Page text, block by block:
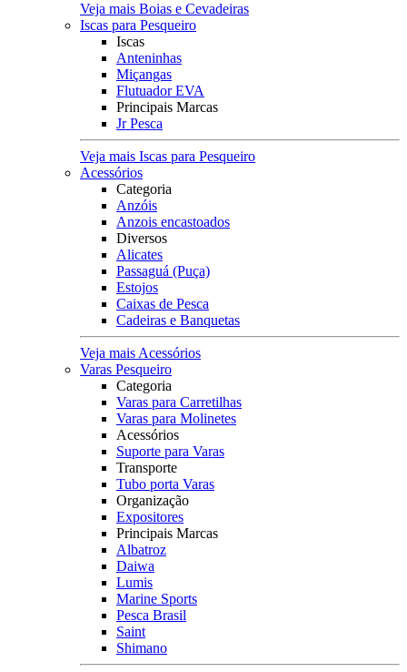
Veja mais Boias e Cevadeiras
Iscas para Pesqueiro
Iscas
Anteninhas
Miçangas
Flutuador EVA
Principais Marcas
Jr Pesca
Veja mais Iscas para Pesqueiro
Acessórios
Categoria
Anzóis
Anzois encastoados
Diversos
Alicates
Passaguá (Puça)
Estojos
Caixas de Pesca
Cadeiras e Banquetas
Veja mais Acessórios
Varas Pesqueiro
Categoria
Varas para Carretilhas
Varas para Molinetes
Acessórios
Suporte para Varas
Transporte
Tubo porta Varas
Organização
Expositores
Principais Marcas
Albatroz
Daiwa
Lumis
Marine Sports
Pesca Brasil
Saint
Shimano